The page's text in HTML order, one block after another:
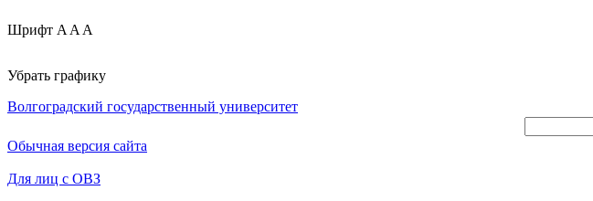
Шрифт A A A
Убрать графику
Волгоградский государственный университет
Обычная версия сайта
Для лиц с ОВЗ